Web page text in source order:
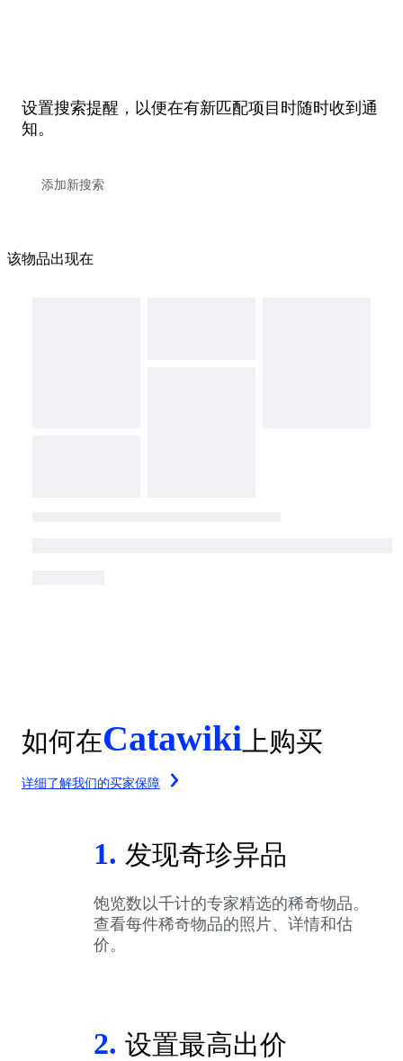
设置搜索提醒，以便在有新匹配项目时随时收到通
知。
该物品出现在
如何在Catawiki 上购买
详细了解我们的买家保障
1. 发现奇珍异品
饱览数以千计的专家精选的稀奇物品。
查看每件稀奇物品的照片、详情和估
价。
2. 设置最高出价